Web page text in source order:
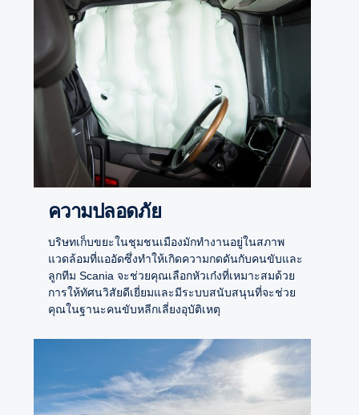
ความปลอดภัย
บริษทเก็บขยะในชุมชนเมืองมักทำงานอยู่ในสภาพ
แวดล้อมที่แออัดซึ่งทำให้เกิดความกดดันกับคนขับและ
ลูกทีม Scania จะช่วยคุณเลือกหัวเก๋งที่เหมาะสมด้วย
การให้ทัศนวิสัยดีเยี่ยมและมีระบบสนับสนุนที่จะช่วย
คุณในฐานะคนขับหลีกเลี่ยงอุบัติเหตุ